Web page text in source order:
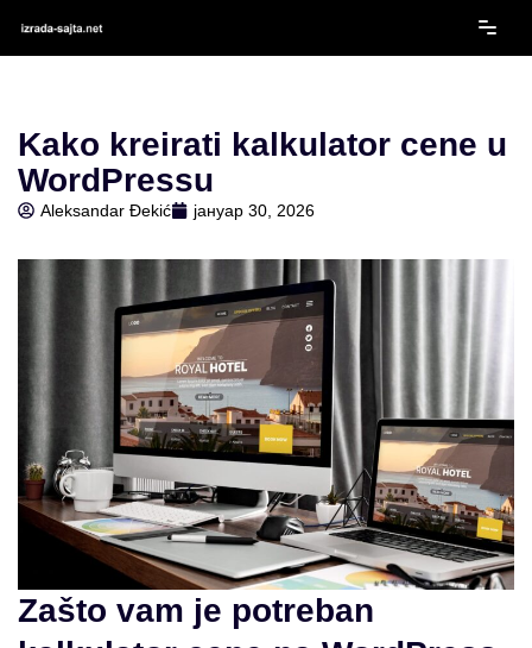
Kako kreirati kalkulator cene u
WordPressu
Aleksandar Đekić јануар 30, 2026
Zašto vam je potreban